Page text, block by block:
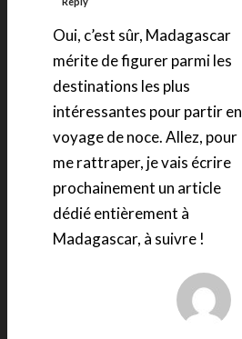
Oui, c’est sûr, Madagascar
mérite de figurer parmi les
destinations les plus
intéressantes pour partir en
voyage de noce. Allez, pour
me rattraper, je vais écrire
prochainement un article
dédié entièrement à
Madagascar, à suivre !